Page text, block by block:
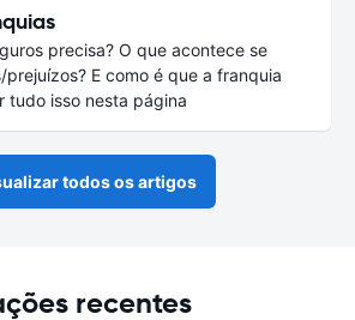
precisa? O que acontece se
E como é que a franquia
tudo isso nesta página
todos os artigos
recentes